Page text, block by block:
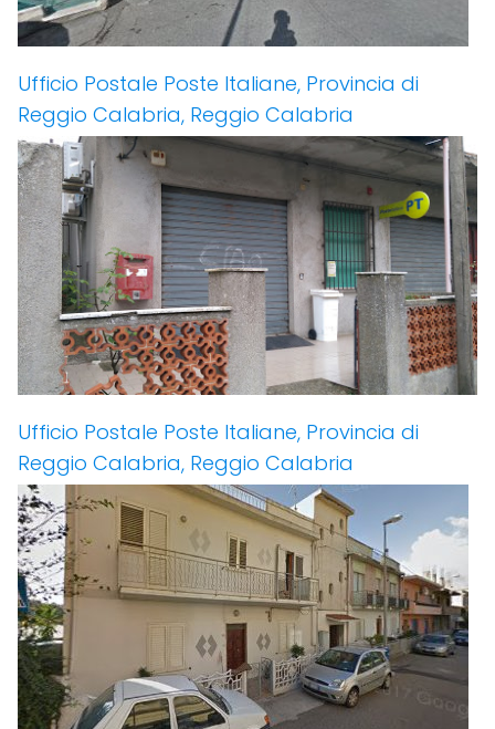
Ufficio Postale Poste Italiane, Provincia di
Reggio Calabria, Reggio Calabria
Ufficio Postale Poste Italiane, Provincia di
Reggio Calabria, Reggio Calabria